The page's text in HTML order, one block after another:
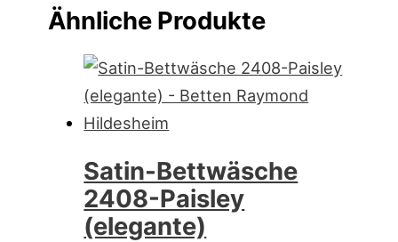
Ähnliche Produkte
Satin-Bettwäsche
2408-Paisley
(elegante)